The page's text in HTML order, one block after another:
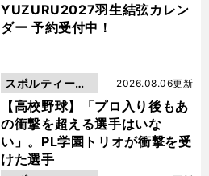
YUZURU2027羽生結弦カレン
ダー 予約受付中！
【高校野球】「プロ入り後もあ
の衝撃を超える選手はいな
い」。PL学園トリオが衝撃を受
けた選手
2026.08.06更新
スポルティーバ
動画